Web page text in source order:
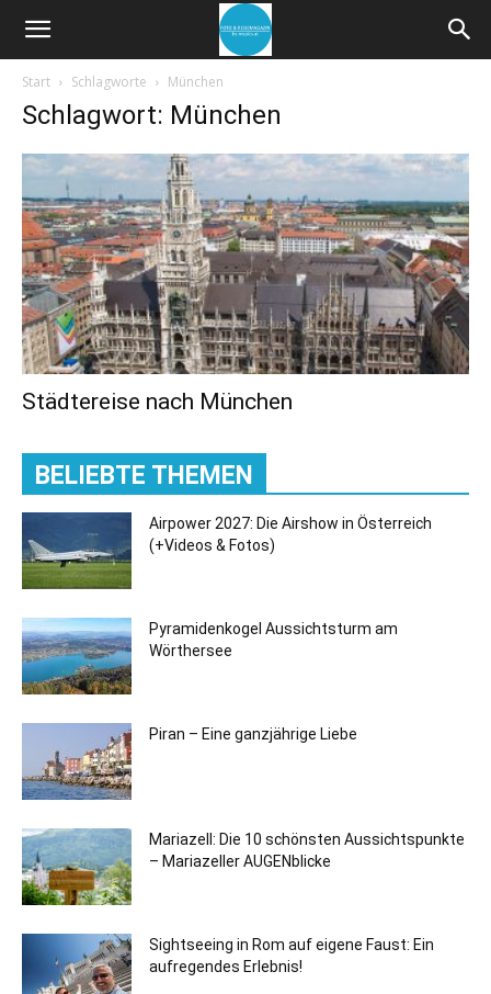
Start Schlagworte München
Schlagwort: München
Städtereise nach München
BELIEBTE THEMEN
Airpower 2027: Die Airshow in Österreich
(+Videos & Fotos)
Pyramidenkogel Aussichtsturm am
Wörthersee
Piran – Eine ganzjährige Liebe
Mariazell: Die 10 schönsten Aussichtspunkte
– Mariazeller AUGENblicke
Sightseeing in Rom auf eigene Faust: Ein
aufregendes Erlebnis!